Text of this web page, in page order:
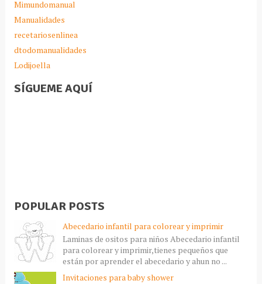
Mimundomanual
Manualidades
recetariosenlinea
dtodomanualidades
Lodijoella
SÍGUEME AQUÍ
POPULAR POSTS
Abecedario infantil para colorear y imprimir
Laminas de ositos para niños Abecedario infantil
para colorear y imprimir,tienes pequeños que
están por aprender el abecedario y ahun no ...
Invitaciones para baby shower